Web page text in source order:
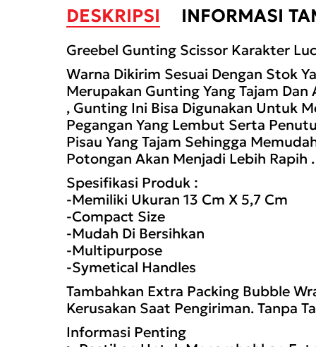
DESKRIPSI INFORMASI
Greebel Gunting Scissor Karakter
Warna Dikirim Sesuai Dengan Stok
Merupakan Gunting Yang Tajam
, Gunting Ini Bisa Digunakan Untuk
Pegangan Yang Lembut Serta
Pisau Yang Tajam Sehingga
Potongan Akan Menjadi Lebih Rapih .
Spesifikasi Produk :
-Memiliki Ukuran 13 Cm X 5,7 Cm
-Compact Size
-Mudah Di Bersihkan
-Multipurpose
-Symetical Handles
Tambahkan Extra Packing Bubble
Kerusakan Saat Pengiriman. Tanpa
Informasi Penting